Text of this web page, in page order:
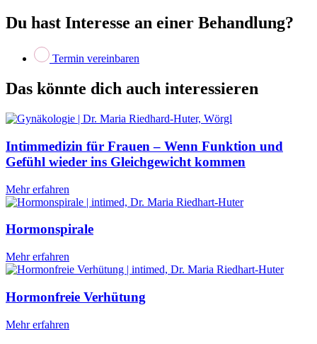
Du hast Interesse an einer Behandlung?
Termin vereinbaren
Das könnte dich auch interessieren
Intimmedizin für Frauen – Wenn Funktion und
Gefühl wieder ins Gleichgewicht kommen
Mehr erfahren
Hormonspirale
Mehr erfahren
Hormonfreie Verhütung
Mehr erfahren